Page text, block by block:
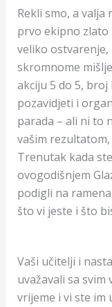
Rekli smo, a
prvo ekipno zlato
veliko ostvarenje,
skromnome
akciju 5 do 5,
pozavidjeti i
parada – ali ni to
vašim
Trenutak kada
ovogodišnjem
podigli na
što vi jeste i što
Vaši učitelji i
uvažavali sa
vrijeme i vi ste im